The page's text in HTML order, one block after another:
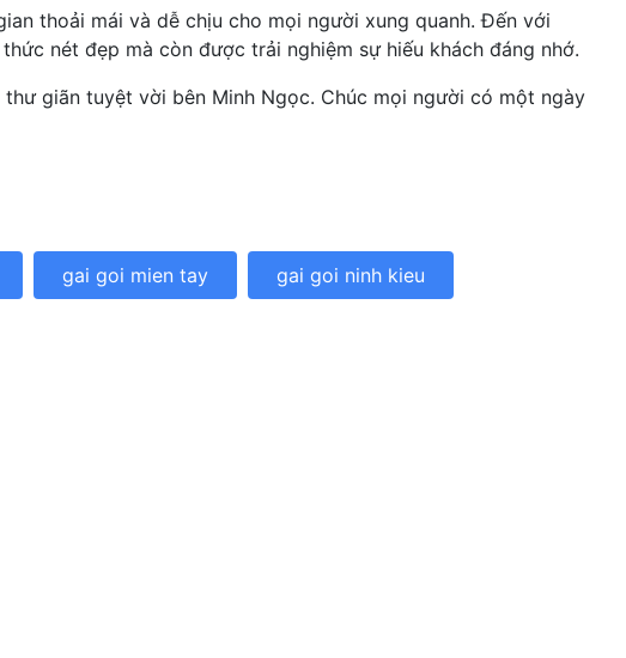
thoải mái và dễ chịu cho mọi người xung quanh. Đến với
nét đẹp mà còn được trải nghiệm sự hiếu khách đáng nhớ.
giãn tuyệt vời bên Minh Ngọc. Chúc mọi người có một ngày
gai goi mien tay gai goi ninh kieu